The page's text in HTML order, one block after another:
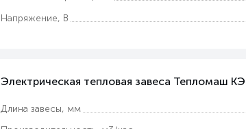
Напряжение, В
Электрическая тепловая завеса Тепломаш
Длина завесы, мм